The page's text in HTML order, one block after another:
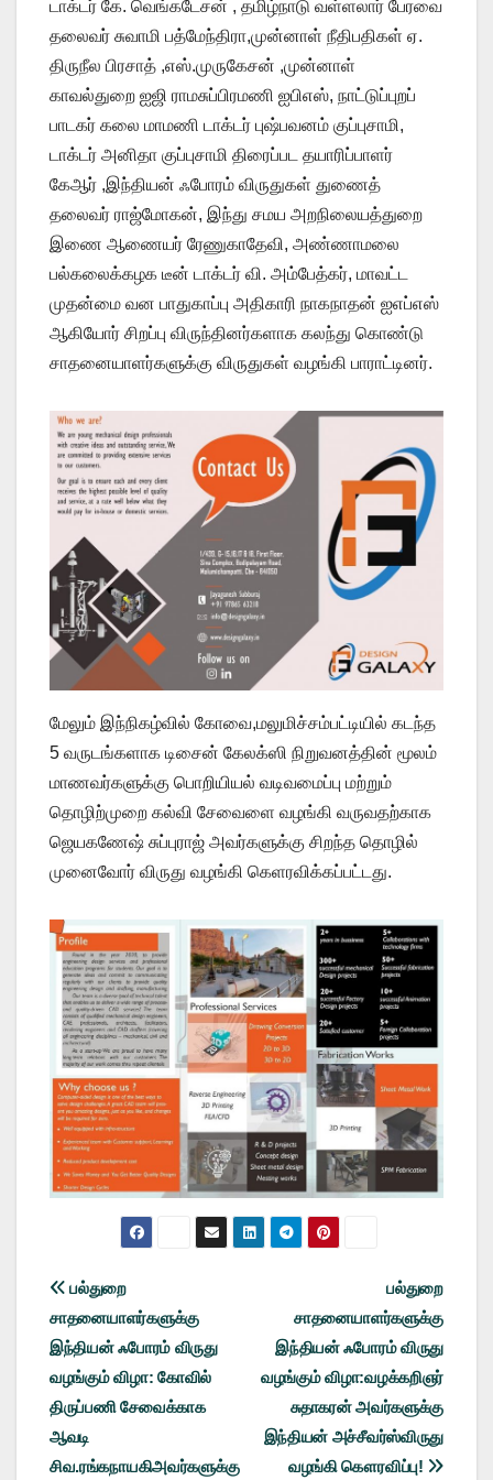
டாக்டர் கே. வெங்கடேசன் , தமிழ்நாடு வள்ளலார் பேரவை
தலைவர் சுவாமி பத்மேந்திரா,முன்னாள் நீதிபதிகள் ஏ.
திருநீல பிரசாத் ,எஸ்.முருகேசன் ,முன்னாள்
காவல்துறை ஐஜி ராமசுப்பிரமணி ஐபிஎஸ், நாட்டுப்புறப்
பாடகர் கலை மாமணி டாக்டர் புஷ்பவனம் குப்புசாமி,
டாக்டர் அனிதா குப்புசாமி திரைப்பட தயாரிப்பாளர்
கேஆர் ,இந்தியன் ஃபோரம் விருதுகள் துணைத்
தலைவர் ராஜ்மோகன், இந்து சமய அறநிலையத்துறை
இணை ஆணையர் ரேணுகாதேவி, அண்ணாமலை
பல்கலைக்கழக டீன் டாக்டர் வி. அம்பேத்கர், மாவட்ட
முதன்மை வன பாதுகாப்பு அதிகாரி நாகநாதன் ஐஎப்எஸ்
ஆகியோர் சிறப்பு விருந்தினர்களாக கலந்து கொண்டு
சாதனையாளர்களுக்கு விருதுகள் வழங்கி பாராட்டினர்.
மேலும் இந்நிகழ்வில் கோவை,மலுமிச்சம்பட்டியில் கடந்த
5 வருடங்களாக டிசைன் கேலக்ஸி நிறுவனத்தின் மூலம்
மாணவர்களுக்கு பொறியியல் வடிவமைப்பு மற்றும்
தொழிற்முறை கல்வி சேவைளை வழங்கி வருவதற்காக
ஜெயகணேஷ் சுப்புராஜ் அவர்களுக்கு சிறந்த தொழில்
முனைவோர் விருது வழங்கி கெளரவிக்கப்பட்டது.
Post
navigation
பல்துறை
சாதனையாளர்களுக்கு
இந்தியன் ஃபோரம் விருது
வழங்கும் விழா:வழக்கறிஞர்
சுதாகரன் அவர்களுக்கு
இந்தியன் அச்சீவர்ஸ்விருது
வழங்கி கௌரவிப்பு!
பல்துறை
சாதனையாளர்களுக்கு
இந்தியன் ஃபோரம் விருது
வழங்கும் விழா: கோவில்
திருப்பணி சேவைக்காக
ஆவடி
சிவ.ரங்கநாயகிஅவர்களுக்கு